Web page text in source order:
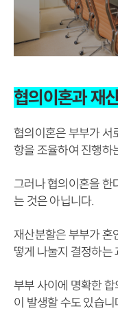
협의이혼과 재
협의이혼은 부부가 서
항을 조율하여 진행하
그러나 협의이혼을 한
는 것은 아닙니다.
재산분할은 부부가 혼
떻게 나눌지 결정하는
부부 사이에 명확한
이 발생할 수도 있습니